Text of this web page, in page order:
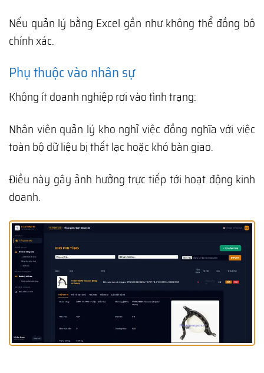
Nếu quản lý bằng Excel gần như không thể đồng bộ
chính xác.
Phụ thuộc vào nhân sự
Không ít doanh nghiệp rơi vào tình trạng:
Nhân viên quản lý kho nghỉ việc đồng nghĩa với việc
toàn bộ dữ liệu bị thất lạc hoặc khó bàn giao.
Điều này gây ảnh hưởng trực tiếp tới hoạt động kinh
doanh.